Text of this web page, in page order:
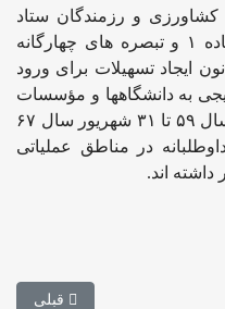
کشاورزی و رزمندگان ستاد
کل نیروهای مسلح که براساس ماده ۱ و تبصره های چهارگانه
ایجاد تسهیلات برای ورود
به دانشگاهها و مؤسسات
آموزش عالی از تاریخ ۳۱ شهریور سال ۵۹ تا ۳۱ شهریور سال ۶۷
داوطلبانه در مناطق عملیاتی
اند.
مطلب قبلی:
قبلی
هیات علمی از زبان وزیر